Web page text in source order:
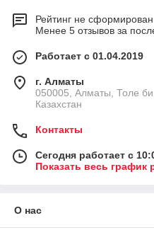
Рейтинг не сформирован
Менее 5 отзывов за
Работает с 01.04.2019
г. Алматы
050005, Алматы, Толе
Казахстан
Контакты
Сегодня работает с
Показать весь график
О нас